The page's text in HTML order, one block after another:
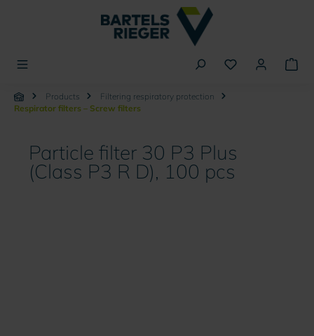
Products
Filtering respiratory protection
Respirator filters – Screw filters
Particle filter 30 P3 Plus
(Class P3 R D), 100 pcs